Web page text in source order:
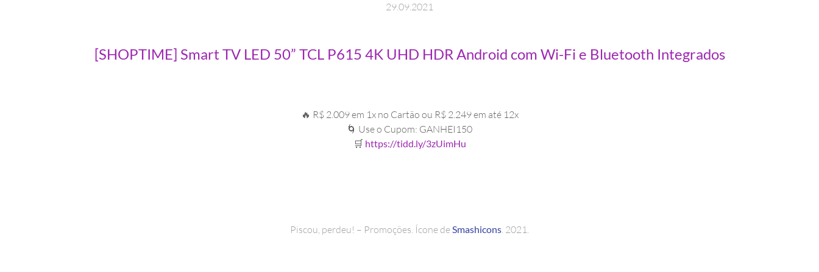
29.09.2021
[SHOPTIME] Smart TV LED 50” TCL P615 4K UHD HDR Android com Wi-Fi e Bluetooth Integrados
🔥 R$ 2.009 em 1x no Cartão ou R$ 2.249 em até 12x
🌀 Use o Cupom: GANHEI150
🛒 https://tidd.ly/3zUimHu
Piscou, perdeu! – Promoções. Ícone deSmashicons . 2021.